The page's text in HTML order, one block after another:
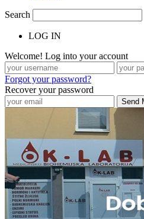
Search
LOG IN
Welcome! Log into your account
Forgot your password?
Recover your password